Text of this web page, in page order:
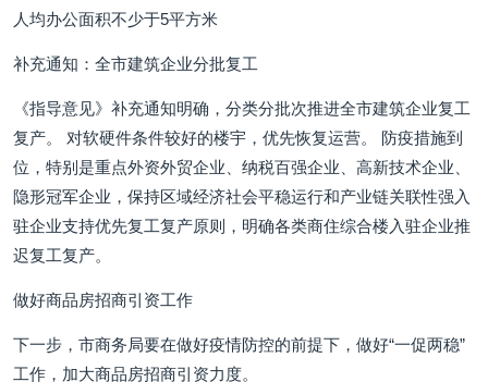
人均办公面积不少于5平方米
补充通知：全市建筑企业分批复工
《指导意见》补充通知明确，分类分批次推进全市建筑企业复工
复产。 对软硬件条件较好的楼宇，优先恢复运营。 防疫措施到
位，特别是重点外资外贸企业、纳税百强企业、高新技术企业、
隐形冠军企业，保持区域经济社会平稳运行和产业链关联性强入
驻企业支持优先复工复产原则，明确各类商住综合楼入驻企业推
迟复工复产。
做好商品房招商引资工作
下一步，市商务局要在做好疫情防控的前提下，做好“一促两稳”
工作，加大商品房招商引资力度。